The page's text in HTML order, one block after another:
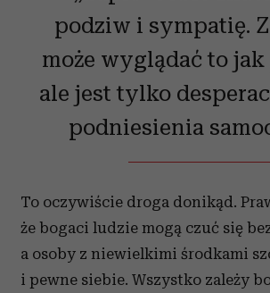
podziw i sympatię.
może wyglądać to jak
ale jest tylko
podniesienia
To oczywiście droga donikąd.
że bogaci ludzie mogą czuć się
a osoby z niewielkimi środkami
i pewne siebie. Wszystko zależy